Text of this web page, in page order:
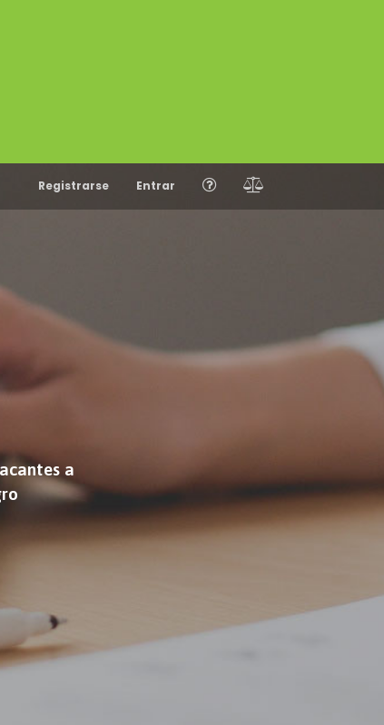
Registrarse Entrar
a